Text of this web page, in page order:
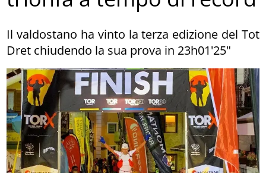
Il valdostano ha vinto la terza edizione del Tot
Dret chiudendo la sua prova in 23h01'25"